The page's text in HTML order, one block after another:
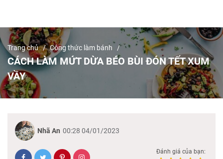
Trang chủ Công thức làm bánh
CÁCH LÀM MỨT DỪA BÉO BÙI ĐÓN TẾT XUM
VẦY
Nhã An 00:28 04/01/2023
Đánh giá của bạn: